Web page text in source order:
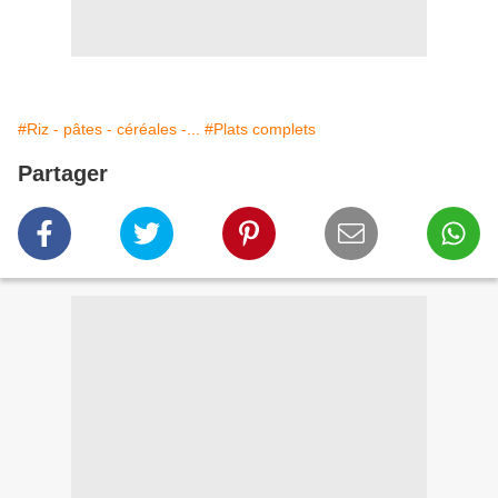
#Riz - pâtes - céréales -... #Plats complets
Partager